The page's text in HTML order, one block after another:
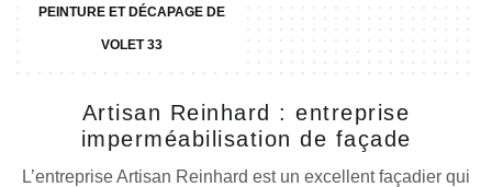
PEINTURE ET DÉCAPAGE DE
VOLET 33
Artisan Reinhard : entreprise
imperméabilisation de façade
L’entreprise Artisan Reinhard est un excellent façadier qui